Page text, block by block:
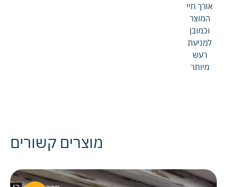
אורך חיי
המוצר
וכמובן
למניעת
רעש
מיותר
מוצרים קשורים